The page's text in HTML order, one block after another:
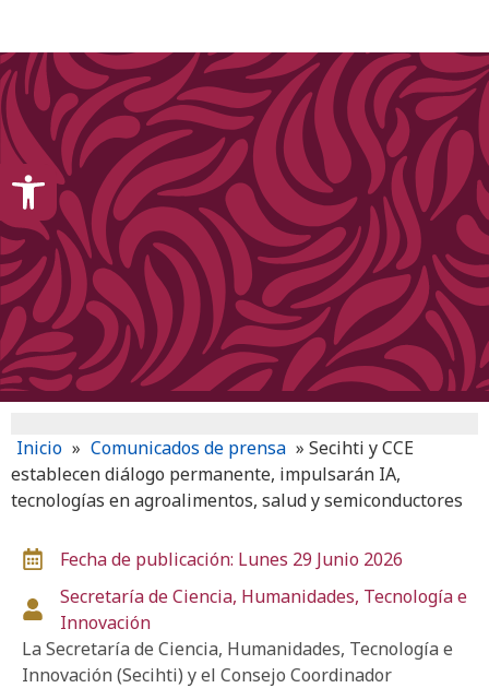
Inicio » Comunicados de prensa » Secihti y CCE
establecen diálogo permanente, impulsarán IA,
tecnologías en agroalimentos, salud y semiconductores
Fecha de publicación: Lunes 29 Junio 2026
Secretaría de Ciencia, Humanidades, Tecnología e
Innovación
La Secretaría de Ciencia, Humanidades, Tecnología e
Innovación (Secihti) y el Consejo Coordinador
Open toolbar